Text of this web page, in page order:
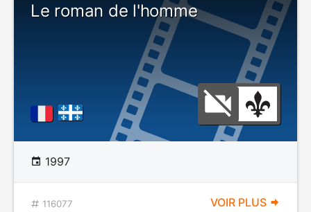
Le roman de l'homme
1997
116077 VOIR PLUS